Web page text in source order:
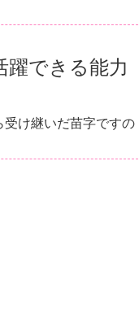
躍できる能力
け継いだ苗字ですの